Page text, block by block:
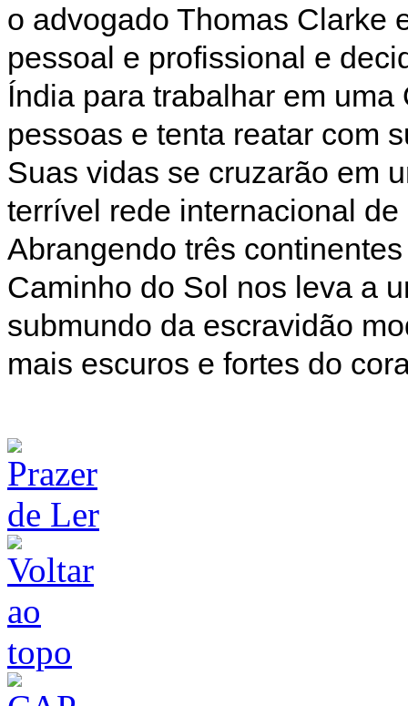
o advogado Thomas Clarke
pessoal e profissional e
Índia para trabalhar em
pessoas e tenta reatar com
Suas vidas se cruzarão em
terrível rede internacional
Abrangendo três
Caminho do Sol nos leva a
submundo da escravidão
mais escuros e fortes do